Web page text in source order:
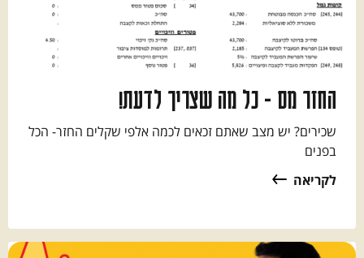
החזר מס - כל מה שצריך לדעת!
שכירים? יש מצב שאתם זכאים לכמה אלפי שקלים החזר- הכל
בפנים
לקריאה